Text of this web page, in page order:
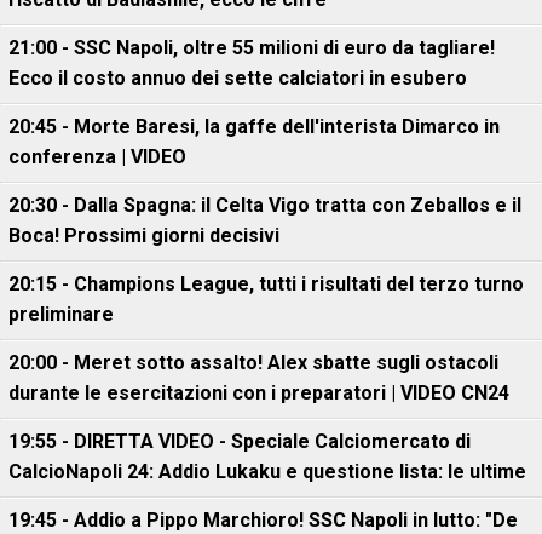
21:00 - SSC Napoli, oltre 55 milioni di euro da tagliare!
Ecco il costo annuo dei sette calciatori in esubero
20:45 - Morte Baresi, la gaffe dell'interista Dimarco in
conferenza | VIDEO
20:30 - Dalla Spagna: il Celta Vigo tratta con Zeballos e il
Boca! Prossimi giorni decisivi
20:15 - Champions League, tutti i risultati del terzo turno
preliminare
20:00 - Meret sotto assalto! Alex sbatte sugli ostacoli
durante le esercitazioni con i preparatori | VIDEO CN24
19:55 - DIRETTA VIDEO - Speciale Calciomercato di
CalcioNapoli 24: Addio Lukaku e questione lista: le ultime
19:45 - Addio a Pippo Marchioro! SSC Napoli in lutto: "De